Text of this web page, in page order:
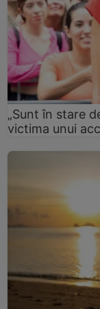
„Sunt în stare
victima unui